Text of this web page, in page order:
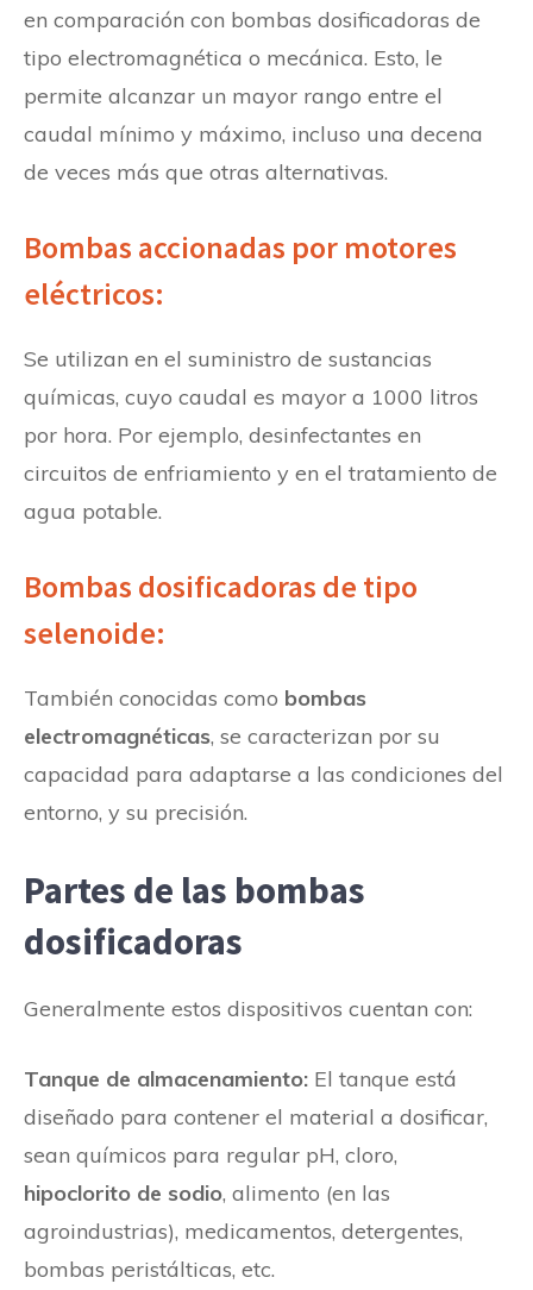
en comparación con bombas dosificadoras de
tipo electromagnética o mecánica. Esto, le
permite alcanzar un mayor rango entre el
caudal mínimo y máximo, incluso una decena
de veces más que otras alternativas.
Bombas accionadas por motores
eléctricos:
Se utilizan en el suministro de sustancias
químicas, cuyo caudal es mayor a 1000 litros
por hora. Por ejemplo, desinfectantes en
circuitos de enfriamiento y en el tratamiento de
agua potable.
Bombas dosificadoras de tipo
selenoide:
También conocidas como bombas
electromagnéticas, se caracterizan por su
capacidad para adaptarse a las condiciones del
entorno, y su precisión.
Partes de las bombas
dosificadoras
Generalmente estos dispositivos cuentan con:
Tanque de almacenamiento: El tanque está
diseñado para contener el material a dosificar,
sean químicos para regular pH, cloro,
hipoclorito de sodio, alimento (en las
agroindustrias), medicamentos, detergentes,
bombas peristálticas, etc.